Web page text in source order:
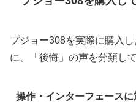
プジョー308を実際に購入
に、「後悔」の声を分類し
操作・インターフェース